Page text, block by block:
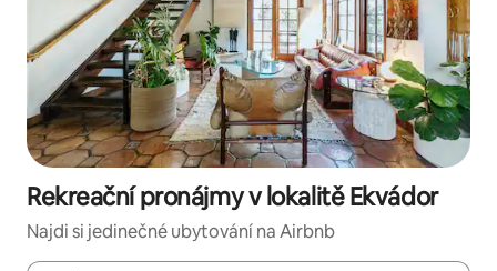
Rekreační pronájmy v lokalitě Ekvádor
Najdi si jedinečné ubytování na Airbnb